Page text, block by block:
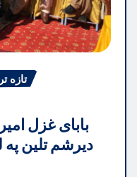
تازه
دیرشم تلین